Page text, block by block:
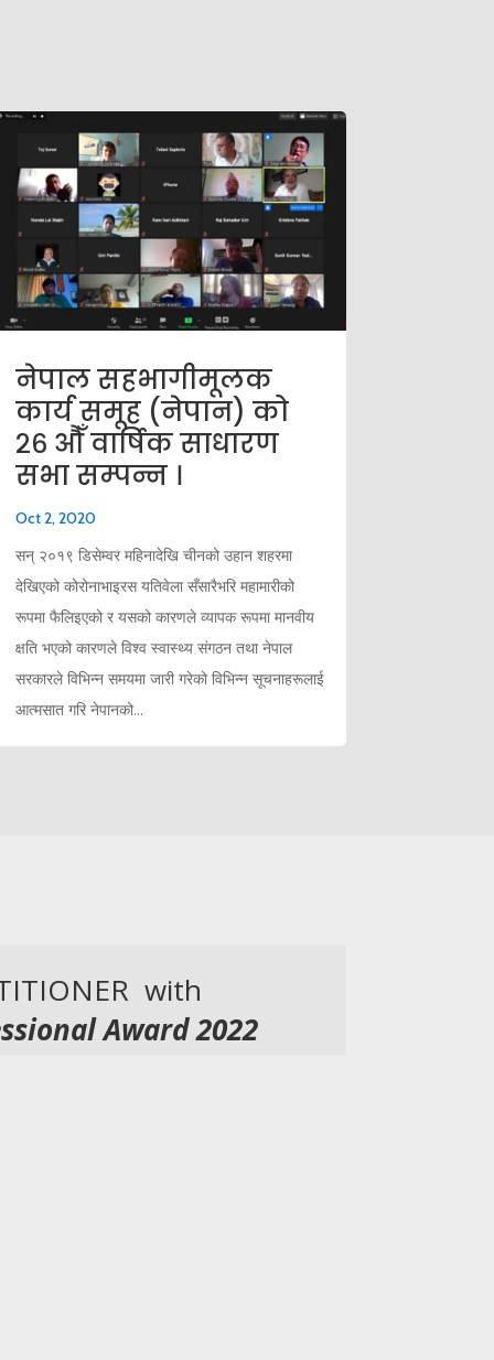
नेपाल सहभागीमूलक
कार्य समूह (नेपान) को
२६ औँ वार्षिक साधारण
सभा सम्पन्न ।
Oct 2, 2020
सन् २०१९ डिसेम्वर महिनादेखि चीनको उहान शहरमा
देखिएको कोरोनाभाइरस यतिवेला सँसारैभरि महामारीको
रूपमा फैलिइएको र यसको कारणले व्यापक रूपमा मानवीय
क्षति भएको कारणले विश्व स्वास्थ्य संगठन तथा नेपाल
सरकारले विभिन्न समयमा जारी गरेको विभिन्न सूचनाहरूलाई
आत्मसात गरि नेपानको...
with
Award 2022